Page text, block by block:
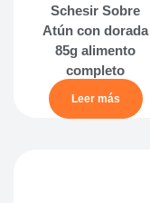
Schesir Sobre
Atún con dorada
85g alimento
completo
Leer más